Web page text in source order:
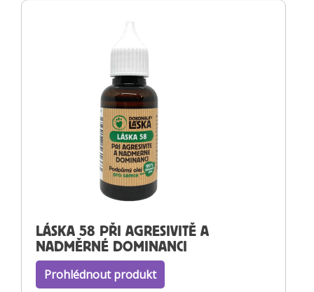
LÁSKA 58 PŘI AGRESIVITĚ A
NADMĚRNÉ DOMINANCI
Prohlédnout produkt